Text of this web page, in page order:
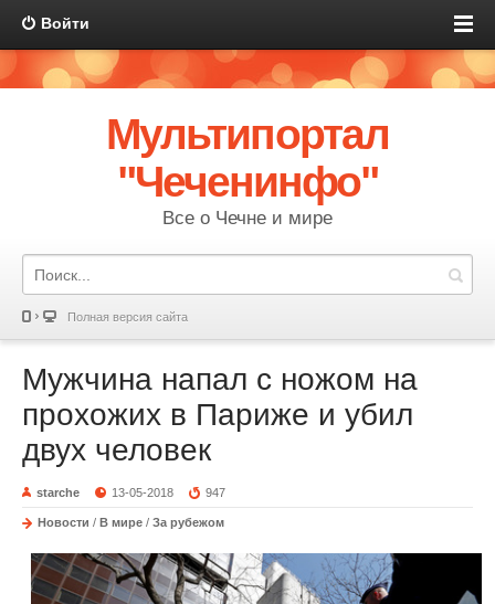
Войти
Мультипортал
"Чеченинфо"
Все о Чечне и мире
Полная версия сайта
Мужчина напал с ножом на
прохожих в Париже и убил
двух человек
starche 13-05-2018 947
Новости / В мире / За рубежом